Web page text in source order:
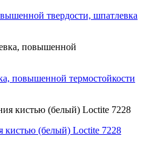
твердости, шпатлевка
повышенной термостойкости
кистью (белый) Loctite 7228